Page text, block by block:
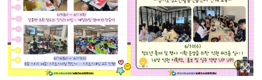
이미지 확대보기